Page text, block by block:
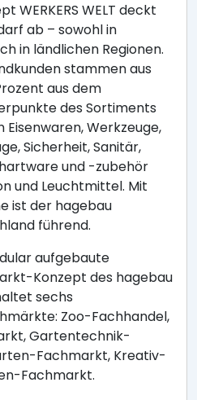
WERKERS WELT deckt
ab – sowohl in
in ländlichen Regionen.
stammen aus
aus dem
des Sortiments
Eisenwaren, Werkzeuge,
Sicherheit, Sanitär,
und -zubehör
und Leuchtmittel. Mit
ist der hagebau
führend.
aufgebaute
Konzept des hagebau
sechs
Zoo-Fachhandel,
Gartentechnik-
Fachmarkt, Kreativ-
Fachmarkt.